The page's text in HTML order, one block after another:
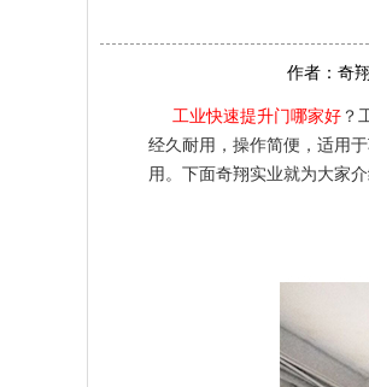
作者： 奇
工业快速提升门哪家好 ？
经久耐用，操作简便，适用
用。下面奇翔实业就为大家